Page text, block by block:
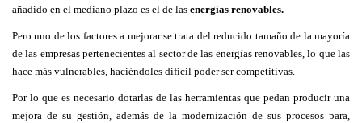
añadido en el mediano plazo es el de las energías renovables.
Pero uno de los factores a mejorar se trata del reducido tamaño de la mayoría
de las empresas pertenecientes al sector de las energías renovables, lo que las
hace más vulnerables, haciéndoles difícil poder ser competitivas.
Por lo que es necesario dotarlas de las herramientas que pedan producir una
mejora de su gestión, además de la modernización de sus procesos para,